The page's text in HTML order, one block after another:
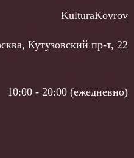
KulturaKovrov
Кутузовский пр-т, 22
10:00 - 20:00 (ежедневно)